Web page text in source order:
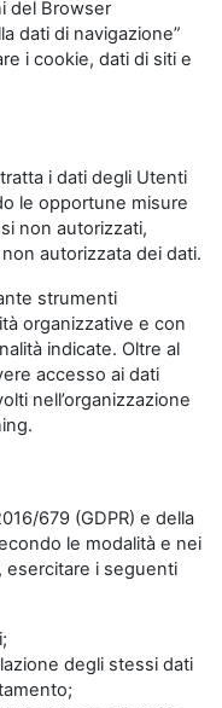
del Browser
dati di navigazione”
i cookie, dati di siti e
i dati degli Utenti
le opportune misure
non autorizzati,
autorizzata dei dati.
strumenti
organizzative e con
indicate. Oltre al
accesso ai dati
nell’organizzazione
679 (GDPR) e della
le modalità e nei
esercitare i seguenti
degli stessi dati